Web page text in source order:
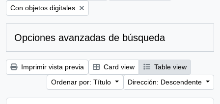
Remove filter:
Con objetos digitales
Opciones avanzadas de búsqueda
Imprimir vista previa Card view
Table view
Ordenar por: Título
Dirección: Descendente